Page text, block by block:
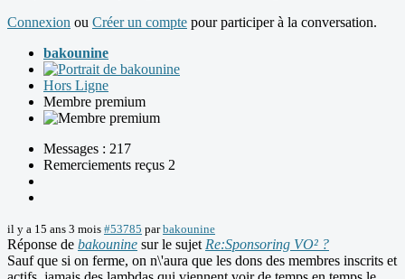
Connexion ou Créer un compte pour participer à la conversation.
bakounine
Hors Ligne
Membre premium
Messages : 217
Remerciements reçus 2
il y a 15 ans 3 mois #53785 parbakounine
Réponse de bakounine sur le sujet Re:Sponsoring VO² ?
Sauf que si on ferme, on n\'aura que les dons des membres inscrits et